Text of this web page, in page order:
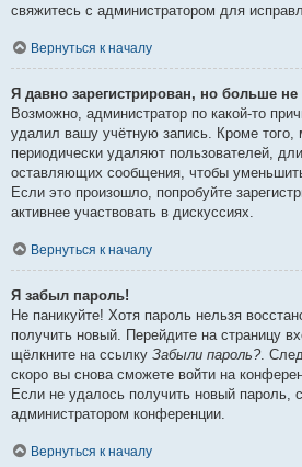
свяжитесь с администратором для
Вернуться к началу
Я давно зарегистрирован, но больше не
Возможно, администратор по какой-то
удалил вашу учётную запись. Кроме того,
периодически удаляют пользователей,
оставляющих сообщения, чтобы
Если это произошло, попробуйте
активнее участвовать в дискуссиях.
Вернуться к началу
Я забыл пароль!
Не паникуйте! Хотя пароль нельзя
получить новый. Перейдите на страницу
щёлкните на ссылку Забыли пароль?.
скоро вы снова сможете войти на
Если не удалось получить новый пароль,
администратором конференции.
Вернуться к началу